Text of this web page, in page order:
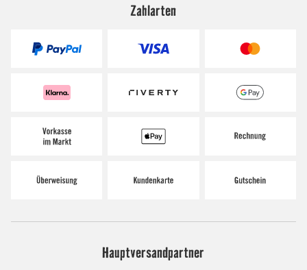
Zahlarten
Hauptversandpartner